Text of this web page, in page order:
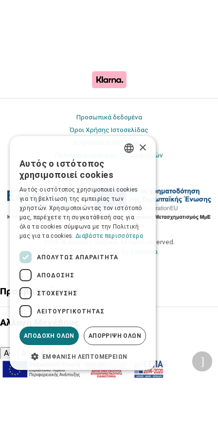
Προσωπικά δεδομένα
Όροι Χρήσης Ιστοσελίδας
Ασφάλεια συναλλαγών
Πολιτική Ασφάλειας Πληροφοριών
2026 © Δίγκας Γ. Ιατρικά. All rights reserved.
Totalweb
Προσβασιμότητα
Αλλαγή Μεγέθους
A-
A
Αλλαγή Γραμματοσειράς
×
Αυτός ο ιστότοπος
χρησιμοποιεί cookies
Αυτός ο ιστότοπος χρησιμοποιεί cookies
για τη βελτίωση της εμπειρίας των
χρηστών. Χρησιμοποιώντας τον ιστότοπό
μας, παρέχετε τη συγκατάθεσή σας για
όλα τα cookies σύμφωνα με την Πολιτική
μας για τα cookies. Διαβάστε περισσότερα
ΑΠΟΛΎΤΩΣ ΑΠΑΡΑΊΤΗΤΑ
ΑΠΌΔΟΣΗΣ
ΣΤΌΧΕΥΣΗΣ
ΛΕΙΤΟΥΡΓΙΚΌΤΗΤΑΣ
ΑΠΟΔΟΧΉ ΌΛΩΝ ΑΠΌΡΡΙΨΗ ΌΛΩΝ
ΕΜΦΆΝΙΣΗ ΛΕΠΤΟΜΕΡΕΙΏΝ